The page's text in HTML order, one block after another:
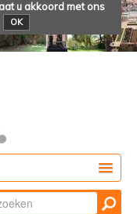
u akkoord met ons
OK